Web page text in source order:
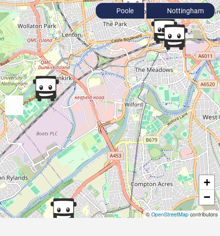
+
−
©OpenStreetMap contributors
Poole Nottingham